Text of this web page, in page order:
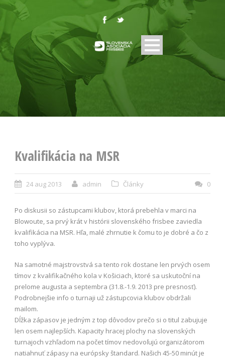
Kvalifikácia na MSR
24 aug 2013 admin Články 0
Po diskusii so zástupcami klubov, ktorá prebehla v marci na
Blowoute, sa prvý krát v histórii slovenského frisbee zaviedla
kvalifikácia na MSR. Hľa, malé zhrnutie k čomu to je dobré a čo z
toho vyplýva.
Na samotné majstrovstvá sa tento rok dostane len prvých osem
tímov z kvalifikačného kola v Košiciach, ktoré sa uskutoční na
prelome augusta a septembra (31.8.-1.9. 2013 pre presnosť).
Podrobnejšie info o turnaji už zástupcovia klubov obdržali
mailom.
Dĺžka zápasov je jedným z top dôvodov prečo si o titul zabujuje
len osem najlepších. Kapacity hracej plochy na slovenských
turnajoch vzhľadom na počet tímov nedovoľujú organizátorom
natiahnuť zápasy na európsky štandard. Našich 45-50 minút je